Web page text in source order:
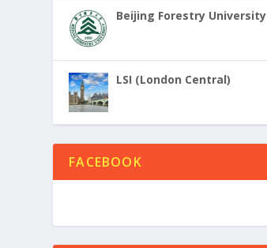
Beijing Forestry University
LSI (London Central)
FACEBOOK